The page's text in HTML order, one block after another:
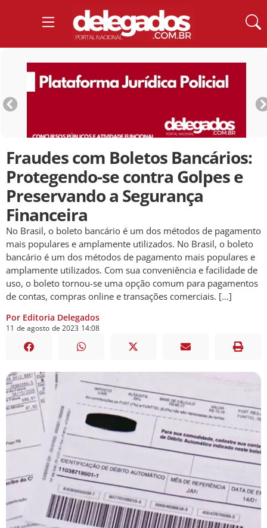
Fraudes com Boletos Bancários:
Protegendo-se contra Golpes e
Preservando a Segurança
Financeira
No Brasil, o boleto bancário é um dos métodos de pagamento
mais populares e amplamente utilizados. No Brasil, o boleto
bancário é um dos métodos de pagamento mais populares e
amplamente utilizados. Com sua conveniência e facilidade de
uso, o boleto tornou-se uma opção comum para pagamentos
de contas, compras online e transações comerciais. […]
Por Editoria Delegados
11 de agosto de 2023 14:08